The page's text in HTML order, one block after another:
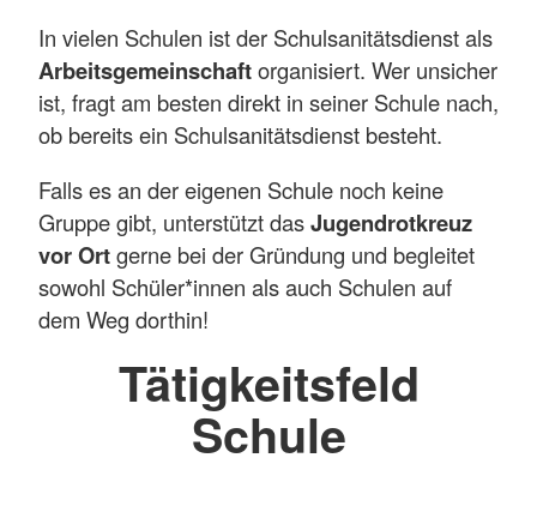
In vielen Schulen ist der Schulsanitätsdienst als
Arbeitsgemeinschaftorganisiert. Wer unsicher
ist, fragt am besten direkt in seiner Schule nach,
ob bereits ein Schulsanitätsdienst besteht.
Falls es an der eigenen Schule noch keine
Gruppe gibt, unterstützt dasJugendrotkreuz
vor Ortgerne bei der Gründung und begleitet
sowohl Schüler*innen als auch Schulen auf
dem Weg dorthin!
Tätigkeitsfeld
Schule